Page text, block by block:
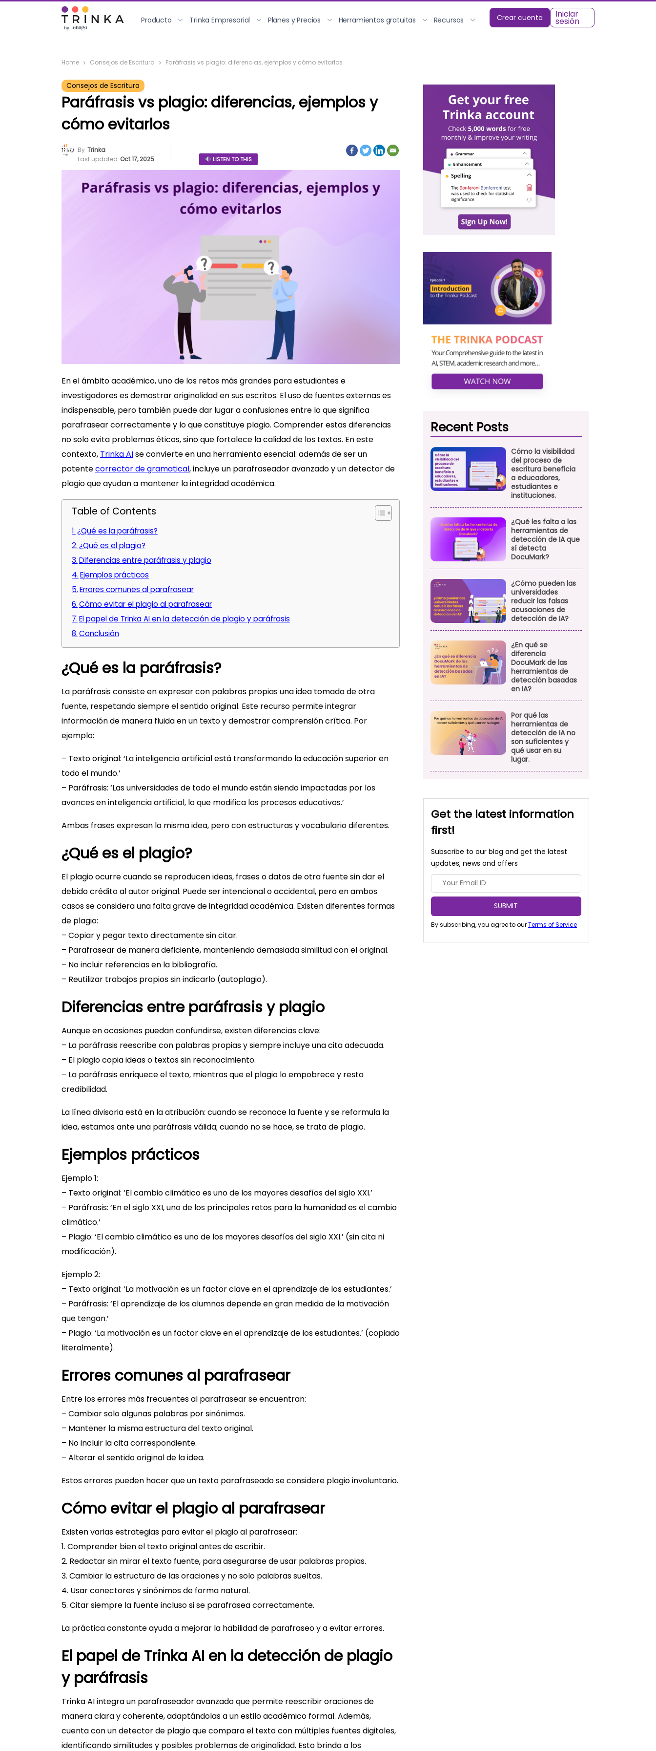
Producto Trinka Empresarial Planes y Precios Herramientas gratuitas Recursos Crear cuenta Iniciar
sesión
Home Consejos de Escritura Paráfrasis vs plagio: diferencias, ejemplos y cómo evitarlos
Consejos de Escritura
Paráfrasis vs plagio: diferencias, ejemplos y
cómo evitarlos
By Trinka
Last updated Oct 17, 2025 LISTEN TO THIS
En el ámbito académico, uno de los retos más grandes para estudiantes e
investigadores es demostrar originalidad en sus escritos. El uso de fuentes externas es
indispensable, pero también puede dar lugar a confusiones entre lo que significa
parafrasear correctamente y lo que constituye plagio. Comprender estas diferencias
no solo evita problemas éticos, sino que fortalece la calidad de los textos. En este
contexto, Trinka AIse convierte en una herramienta esencial: además de ser un
potentecorrector de gramatical, incluye un parafraseador avanzado y un detector de
plagio que ayudan a mantener la integridad académica.
Table of Contents
¿Qué es la paráfrasis?
¿Qué es el plagio?
Diferencias entre paráfrasis y plagio
Ejemplos prácticos
Errores comunes al parafrasear
Cómo evitar el plagio al parafrasear
El papel de Trinka AI en la detección de plagio y paráfrasis
Conclusión
¿Qué es la paráfrasis?
La paráfrasis consiste en expresar con palabras propias una idea tomada de otra
fuente, respetando siempre el sentido original. Este recurso permite integrar
información de manera fluida en un texto y demostrar comprensión crítica. Por
ejemplo:
– Texto original: ‘La inteligencia artificial está transformando la educación superior en
todo el mundo.’
– Paráfrasis: ‘Las universidades de todo el mundo están siendo impactadas por los
avances en inteligencia artificial, lo que modifica los procesos educativos.’
Ambas frases expresan la misma idea, pero con estructuras y vocabulario diferentes.
¿Qué es el plagio?
El plagio ocurre cuando se reproducen ideas, frases o datos de otra fuente sin dar el
debido crédito al autor original. Puede ser intencional o accidental, pero en ambos
casos se considera una falta grave de integridad académica. Existen diferentes formas
de plagio:
– Copiar y pegar texto directamente sin citar.
– Parafrasear de manera deficiente, manteniendo demasiada similitud con el original.
– No incluir referencias en la bibliografía.
– Reutilizar trabajos propios sin indicarlo (autoplagio).
Diferencias entre paráfrasis y plagio
Aunque en ocasiones puedan confundirse, existen diferencias clave:
– La paráfrasis reescribe con palabras propias y siempre incluye una cita adecuada.
– El plagio copia ideas o textos sin reconocimiento.
– La paráfrasis enriquece el texto, mientras que el plagio lo empobrece y resta
credibilidad.
La línea divisoria está en la atribución: cuando se reconoce la fuente y se reformula la
idea, estamos ante una paráfrasis válida; cuando no se hace, se trata de plagio.
Ejemplos prácticos
Ejemplo 1:
– Texto original: ‘El cambio climático es uno de los mayores desafíos del siglo XXI.’
– Paráfrasis: ‘En el siglo XXI, uno de los principales retos para la humanidad es el cambio
climático.’
– Plagio: ‘El cambio climático es uno de los mayores desafíos del siglo XXI.’ (sin cita ni
modificación).
Ejemplo 2:
– Texto original: ‘La motivación es un factor clave en el aprendizaje de los estudiantes.’
– Paráfrasis: ‘El aprendizaje de los alumnos depende en gran medida de la motivación
que tengan.’
– Plagio: ‘La motivación es un factor clave en el aprendizaje de los estudiantes.’ (copiado
literalmente).
Errores comunes al parafrasear
Entre los errores más frecuentes al parafrasear se encuentran:
– Cambiar solo algunas palabras por sinónimos.
– Mantener la misma estructura del texto original.
– No incluir la cita correspondiente.
– Alterar el sentido original de la idea.
Estos errores pueden hacer que un texto parafraseado se considere plagio involuntario.
Cómo evitar el plagio al parafrasear
Existen varias estrategias para evitar el plagio al parafrasear:
1. Comprender bien el texto original antes de escribir.
2. Redactar sin mirar el texto fuente, para asegurarse de usar palabras propias.
3. Cambiar la estructura de las oraciones y no solo palabras sueltas.
4. Usar conectores y sinónimos de forma natural.
5. Citar siempre la fuente incluso si se parafrasea correctamente.
La práctica constante ayuda a mejorar la habilidad de parafraseo y a evitar errores.
El papel de Trinka AI en la detección de plagio
y paráfrasis
Trinka AI integra un parafraseador avanzado que permite reescribir oraciones de
manera clara y coherente, adaptándolas a un estilo académico formal. Además,
cuenta con un detector de plagio que compara el texto con múltiples fuentes digitales,
identificando similitudes y posibles problemas de originalidad. Esto brinda a los
Recent Posts
Cómo la visibilidad
del proceso de
escritura beneficia
a educadores,
estudiantes e
instituciones.
¿Qué les falta a las
herramientas de
detección de IA que
sí detecta
DocuMark?
¿Cómo pueden las
universidades
reducir las falsas
acusaciones de
detección de IA?
¿En qué se
diferencia
DocuMark de las
herramientas de
detección basadas
en IA?
Por qué las
herramientas de
detección de IA no
son suficientes y
qué usar en su
lugar.
Get the latest information
first!
Subscribe to our blog and get the latest
updates, news and offers
SUBMIT
By subscribing, you agree to ourTerms of Service